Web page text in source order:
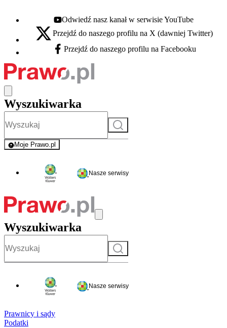
Youtube - otwiera się w nowej karcie
Odwiedź nasz kanał w serwisie YouTube
X - otwiera się w nowej karcie
Przejdź do naszego profilu na X (dawniej Twitter)
Facebook - otwiera się w nowej karcie
Przejdź do naszego profilu na Facebooku
Wyszukiwarka
Szukaj
Moje Prawo.pl
- rejestracja i logowanie do serwisu
Nasze serwisy
Wyszukiwarka
Szukaj
Nasze serwisy
Prawnicy i sądy
Podatki